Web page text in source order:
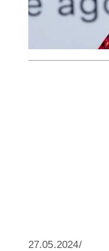
27.05.2024/